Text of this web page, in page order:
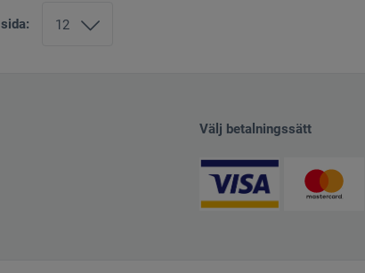
Välj betalningssätt